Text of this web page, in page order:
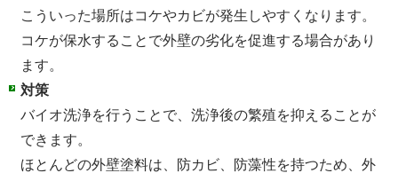
こういった場所はコケやカビが発生しやすくなります。
コケが保水することで外壁の劣化を促進する場合があり
ます。
対策
バイオ洗浄を行うことで、洗浄後の繁殖を抑えることが
できます。
ほとんどの外壁塗料は、防カビ、防藻性を持つため、外